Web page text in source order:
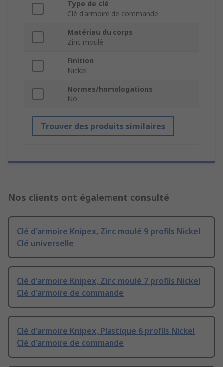
Type de clé
Clé d'armoire de commande
Matériau du corps
Zinc moulé
Finition
Nickel
Normes/homologations
No
Trouver des produits similaires
Nos clients ont également consulté
Clé d'armoire Knipex, Zinc moulé 9 profils Nickel
Clé universelle
Clé d'armoire Knipex, Zinc moulé 7 profils Nickel
Clé d'armoire de commande
Clé d'armoire Knipex, Plastique 6 profils Nickel
Clé d'armoire de commande